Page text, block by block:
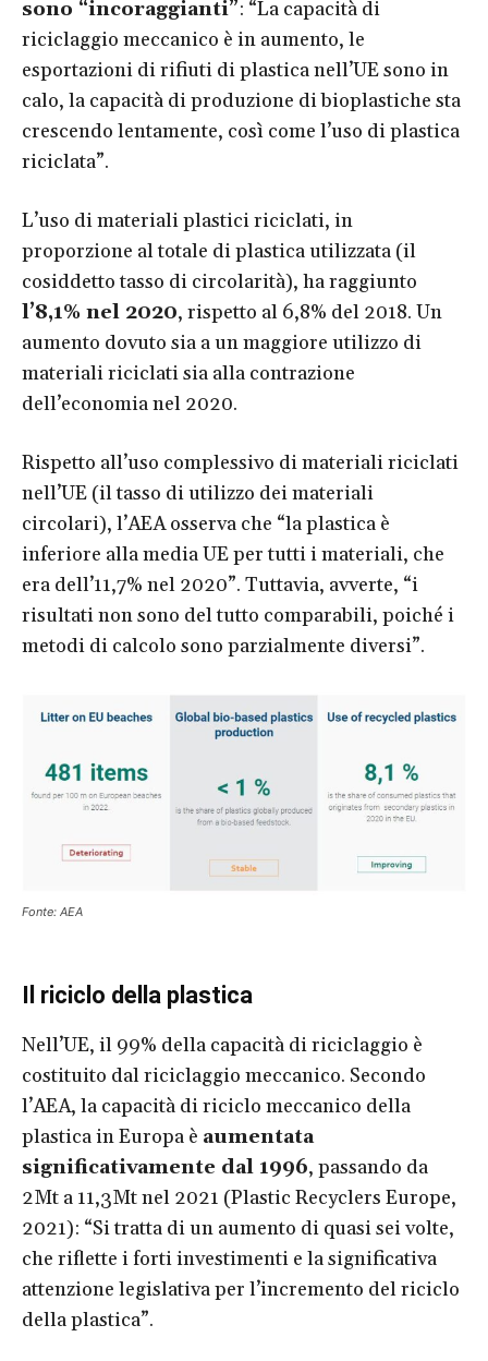
sono “incoraggianti”: “La capacità di
riciclaggio meccanico è in aumento, le
esportazioni di rifiuti di plastica nell’UE sono in
calo, la capacità di produzione di bioplastiche sta
crescendo lentamente, così come l’uso di plastica
riciclata”.
L’uso di materiali plastici riciclati, in
proporzione al totale di plastica utilizzata (il
cosiddetto tasso di circolarità), ha raggiunto
l’8,1% nel 2020, rispetto al 6,8% del 2018. Un
aumento dovuto sia a un maggiore utilizzo di
materiali riciclati sia alla contrazione
dell’economia nel 2020.
Rispetto all’uso complessivo di materiali riciclati
nell’UE (il tasso di utilizzo dei materiali
circolari), l’AEA osserva che “la plastica è
inferiore alla media UE per tutti i materiali, che
era dell’11,7% nel 2020”. Tuttavia, avverte, “i
risultati non sono del tutto comparabili, poiché i
metodi di calcolo sono parzialmente diversi”.
Fonte: AEA
Il riciclo della plastica
Nell’UE, il 99% della capacità di riciclaggio è
costituito dal riciclaggio meccanico. Secondo
l’AEA, la capacità di riciclo meccanico della
plastica in Europa è aumentata
significativamente dal 1996, passando da
2Mt a 11,3Mt nel 2021 (Plastic Recyclers Europe,
2021): “Si tratta di un aumento di quasi sei volte,
che riflette i forti investimenti e la significativa
attenzione legislativa per l’incremento del riciclo
della plastica”.